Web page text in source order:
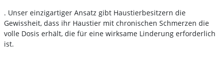
. Unser einzigartiger Ansatz gibt Haustierbesitzern die
Gewissheit, dass ihr Haustier mit chronischen Schmerzen die
volle Dosis erhält, die für eine wirksame Linderung erforderlich
ist.